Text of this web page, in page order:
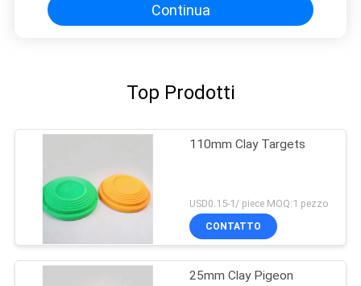
Continua
Top Prodotti
110mm Clay Targets
USD0.15-1/ piece MOQ:1 pezzo
CONTATTO
25mm Clay Pigeon